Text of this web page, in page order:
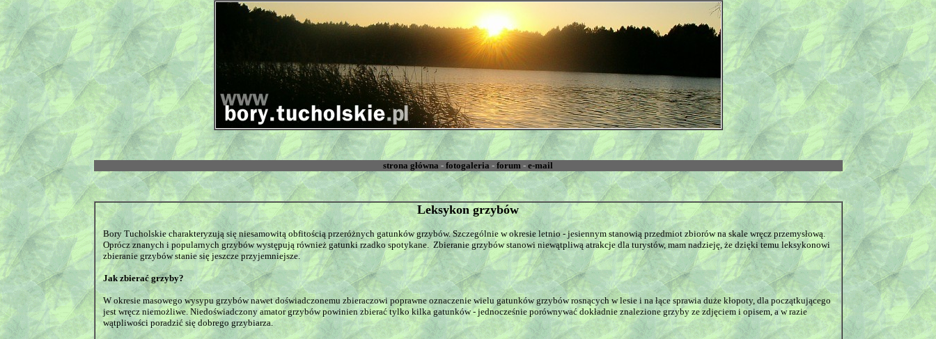
strona główna - fotogaleria - forum - e-mail
Leksykon grzybów
Bory Tucholskie charakteryzują się niesamowitą obfitością przeróżnych gatunków grzybów. Szczególnie w okresie letnio - jesiennym stanowią przedmiot zbiorów na skale wręcz przemysłową.
Oprócz znanych i popularnych grzybów występują również gatunki rzadko spotykane. Zbieranie grzybów stanowi niewątpliwą atrakcje dla turystów, mam nadzieję, że dzięki temu leksykonowi
zbieranie grzybów stanie się jeszcze przyjemniejsze.
Jak zbierać grzyby?
W okresie masowego wysypu grzybów nawet doświadczonemu zbieraczowi poprawne oznaczenie wielu gatunków grzybów rosnących w lesie i na łące sprawia duże kłopoty, dla początkującego
jest wręcz niemożliwe. Niedoświadczony amator grzybów powinien zbierać tylko kilka gatunków - jednocześnie porównywać dokładnie znalezione grzyby ze zdjęciem i opisem, a w razie
wątpliwości poradzić się dobrego grzybiarza.